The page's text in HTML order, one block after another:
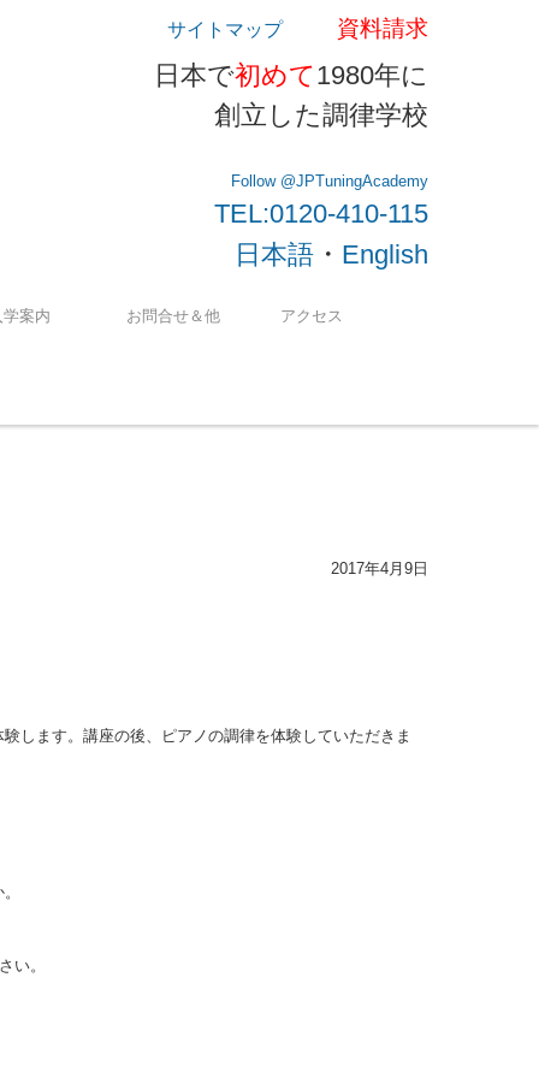
サイトマップ 資料請求
日本で初めて1980年に
創立した調律学校
Follow @JPTuningAcademy
TEL:0120-410-115
日本語 ・ English
学案内 お問合せ＆他 アクセス
2017年4月9日
します。講座の後、ピアノの調律を体験していただきま
い。